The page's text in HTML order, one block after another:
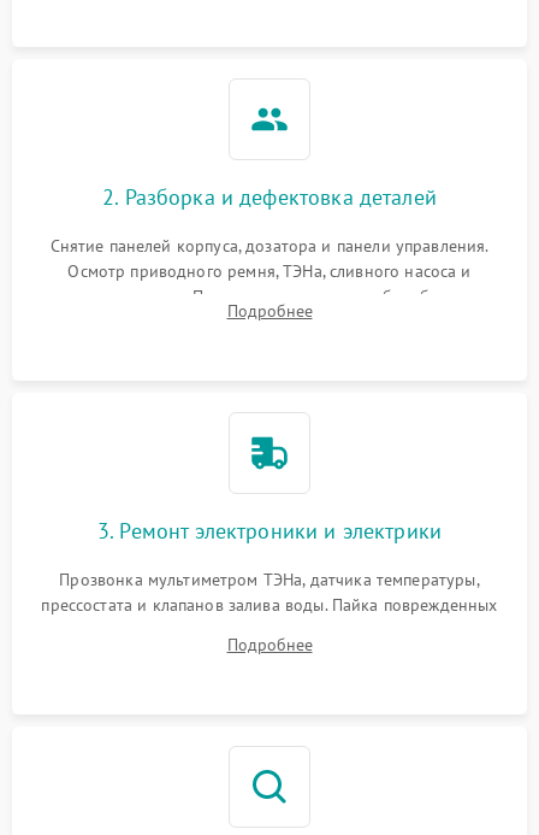
2. Разборка и дефектовка деталей
Снятие панелей корпуса, дозатора и панели управления.
Осмотр приводного ремня, ТЭНа, сливного насоса и
амортизаторов. Проверка подшипников барабана и
крестовины на износ, а манжеты люка на разрывы.
Подробнее
3. Ремонт электроники и электрики
Прозвонка мультиметром ТЭНа, датчика температуры,
прессостата и клапанов залива воды. Пайка поврежденных
Восстановление целостности проводки и контактов.
Подробнее